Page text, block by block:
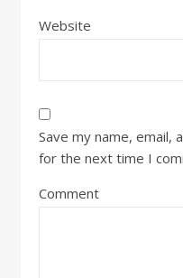
Website
Save my name, email,
for the next time I
Comment